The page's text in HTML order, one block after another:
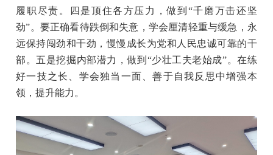
履职尽责。四是顶住各方压力，做到“千磨万击还坚
劲”。要正确看待跌倒和失意，学会厘清轻重与缓急，永
远保持闯劲和干劲，慢慢成长为党和人民忠诚可靠的干
部。五是挖掘内部潜力，做到“少壮工夫老始成”。在练
好一技之长、学会独当一面、善于自我反思中增强本
领，提升能力。